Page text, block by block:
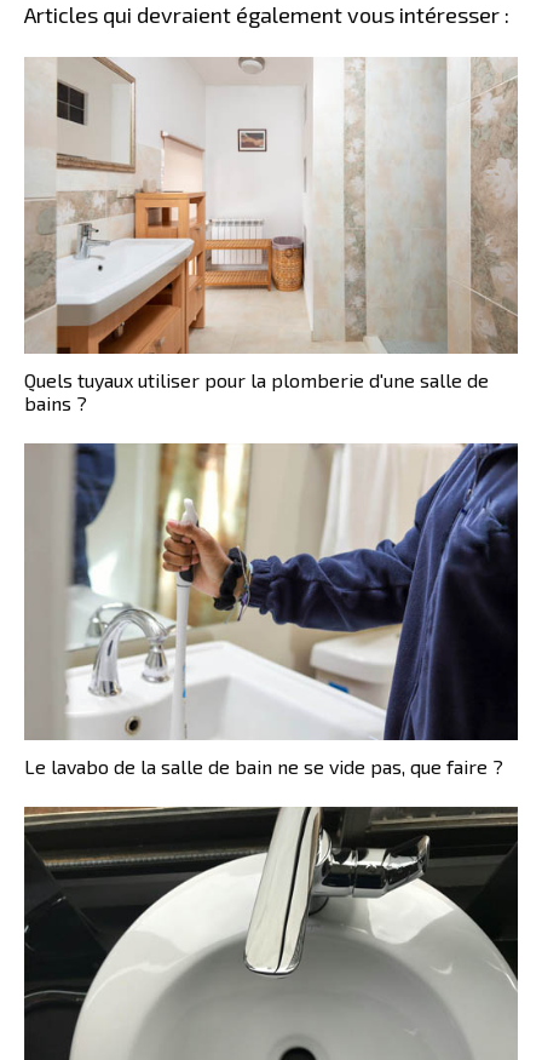
Articles qui devraient également vous intéresser :
Quels tuyaux utiliser pour la plomberie d'une salle de
bains ?
Le lavabo de la salle de bain ne se vide pas, que faire ?